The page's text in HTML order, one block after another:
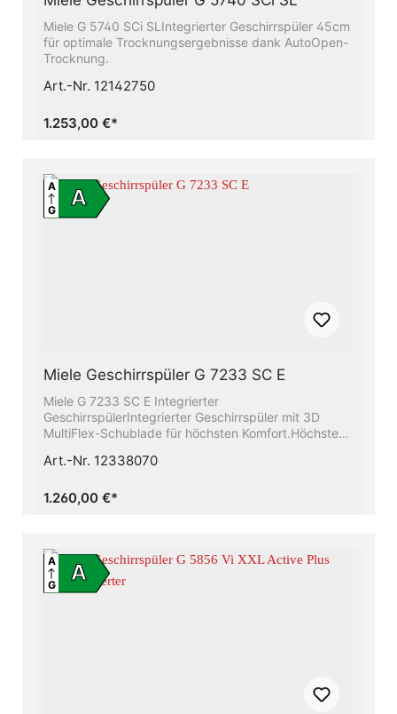
Miele G 5740 SCi SLIntegrierter Geschirrspüler 45cm
für optimale Trocknungsergebnisse dank AutoOpen-
Trocknung.
Art.-Nr. 12142750
1.253,00 €*
A
A
G
Miele Geschirrspüler G 7233 SC E
Miele G 7233 SC E Integrierter
GeschirrspülerIntegrierter Geschirrspüler mit 3D
MultiFlex-Schublade für höchsten Komfort.Höchste
schonen die UmweltAlles restlos trocken − Die Miele
von nur 43 dB(a) dB (A)Frischwasserspüler - ab 6.0 l
Art.-Nr. 12338070
1.260,00 €*
A
A
G